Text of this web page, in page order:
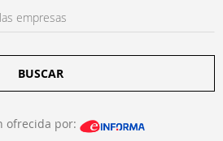
BUSCAR
ofrecida por: